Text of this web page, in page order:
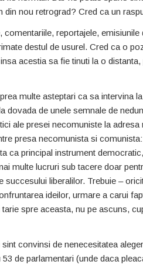
nou retrograd? Cred ca un
reportajele,
destul de usurel. Cred ca o
acestia sa fie tinuti la o
multe asteptari ca sa intervina
de unele semnale de
ale presei necomuniste la
presa necomunista si
ca principal instrument
multe lucruri sub tacere doar
liberalilor. Trebuie –
ideilor, urmare a carui
spre aceasta, nu pe ascuns,
convinsi de nenecesitatea
de parlamentari (unde daca